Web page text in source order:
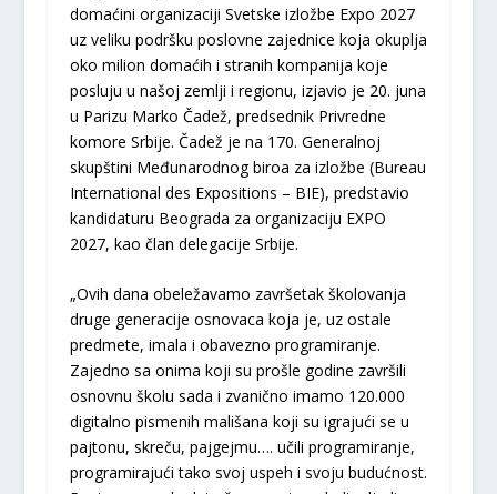
domaćini organizaciji Svetske izložbe Expo 2027
uz veliku podršku poslovne zajednice koja okuplja
oko milion domaćih i stranih kompanija koje
posluju u našoj zemlji i regionu, izjavio je 20. juna
u Parizu Marko Čadež, predsednik Privredne
komore Srbije. Čadež je na 170. Generalnoj
skupštini Međunarodnog biroa za izložbe (Bureau
International des Expositions – BIE), predstavio
kandidaturu Beograda za organizaciju EXPO
2027, kao član delegacije Srbije.
„Ovih dana obeležavamo završetak školovanja
druge generacije osnovaca koja je, uz ostale
predmete, imala i obavezno programiranje.
Zajedno sa onima koji su prošle godine završili
osnovnu školu sada i zvanično imamo 120.000
digitalno pismenih mališana koji su igrajući se u
pajtonu, skreču, pajgejmu…. učili programiranje,
programirajući tako svoj uspeh i svoju budućnost.